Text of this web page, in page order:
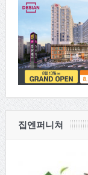
집엔퍼니쳐